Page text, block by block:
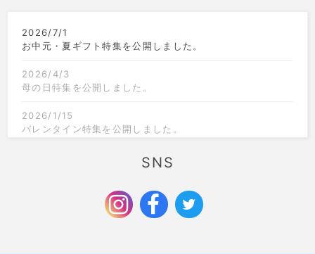
2026/7/1
お中元・夏ギフト特集を公開しました。
2026/4/3
母の日特集を公開しました。
2026/1/15
バレンタイン特集を公開しました。
クリスマス限定のラッピングを追加しました。
お歳暮特集を公開しました。
SNS